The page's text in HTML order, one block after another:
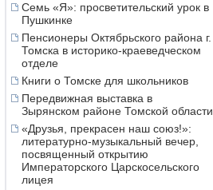
Семь «Я»: просветительский урок в
Пушкинке
Пенсионеры Октябрьского района г.
Томска в историко-краеведческом
отделе
Книги о Томске для школьников
Передвижная выставка в
Зырянском районе Томской области
«Друзья, прекрасен наш союз!»:
литературно-музыкальный вечер,
посвященный открытию
Императорского Царскосельского
лицея